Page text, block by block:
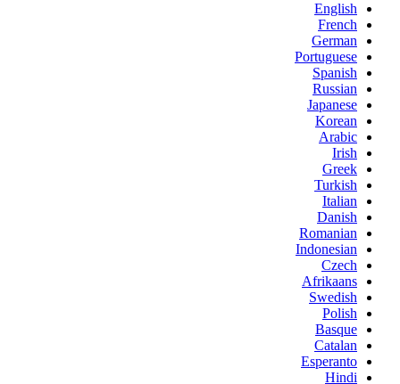
English
French
German
Portuguese
Spanish
Russian
Japanese
Korean
Arabic
Irish
Greek
Turkish
Italian
Danish
Romanian
Indonesian
Czech
Afrikaans
Swedish
Polish
Basque
Catalan
Esperanto
Hindi